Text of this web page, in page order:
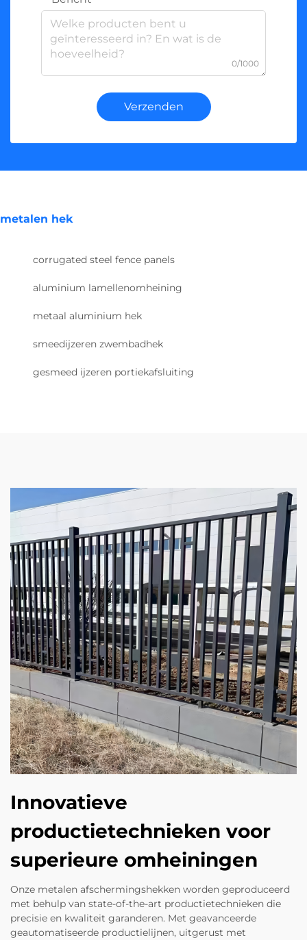
0/1000
Verzenden
metalen hek
corrugated steel fence panels
aluminium lamellenomheining
metaal aluminium hek
smeedijzeren zwembadhek
gesmeed ijzeren portiekafsluiting
Innovatieve
productietechnieken voor
superieure omheiningen
Onze metalen afschermingshekken worden geproduceerd
met behulp van state-of-the-art productietechnieken die
precisie en kwaliteit garanderen. Met geavanceerde
geautomatiseerde productielijnen, uitgerust met